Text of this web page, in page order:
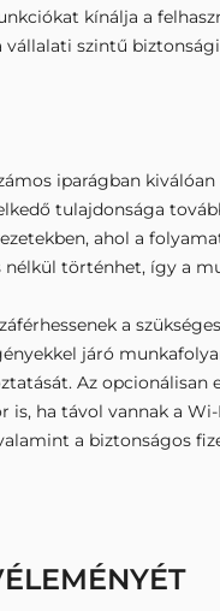
kínálja a
vállalati szintű
iparágban
tulajdonsága
ahol a
nélkül történhet, így a
a
járó
Az opcionálisan
ha távol vannak a
a biztonságos